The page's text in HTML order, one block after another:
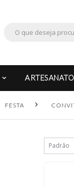
ARTESANATO
FESTA